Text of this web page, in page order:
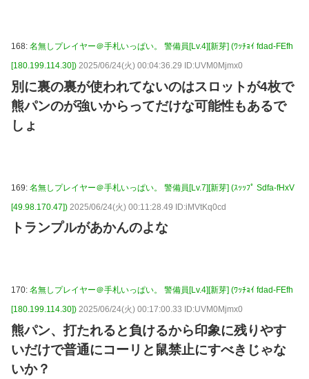
168: 名無しプレイヤー＠手札いっぱい。 警備員[Lv.4][新芽] (ﾜｯﾁｮｲ fdad-FEfh
[180.199.114.30]) 2025/06/24(火) 00:04:36.29 ID:UVM0Mjmx0
別に裏の裏が使われてないのはスロットが4枚で
熊パンのが強いからってだけな可能性もあるで
しょ
169: 名無しプレイヤー＠手札いっぱい。 警備員[Lv.7][新芽] (ｽｯｯﾌﾟ Sdfa-fHxV
[49.98.170.47]) 2025/06/24(火) 00:11:28.49 ID:iMVtKq0cd
トランプルがあかんのよな
170: 名無しプレイヤー＠手札いっぱい。 警備員[Lv.4][新芽] (ﾜｯﾁｮｲ fdad-FEfh
[180.199.114.30]) 2025/06/24(火) 00:17:00.33 ID:UVM0Mjmx0
熊パン、打たれると負けるから印象に残りやす
いだけで普通にコーリと鼠禁止にすべきじゃな
いか？